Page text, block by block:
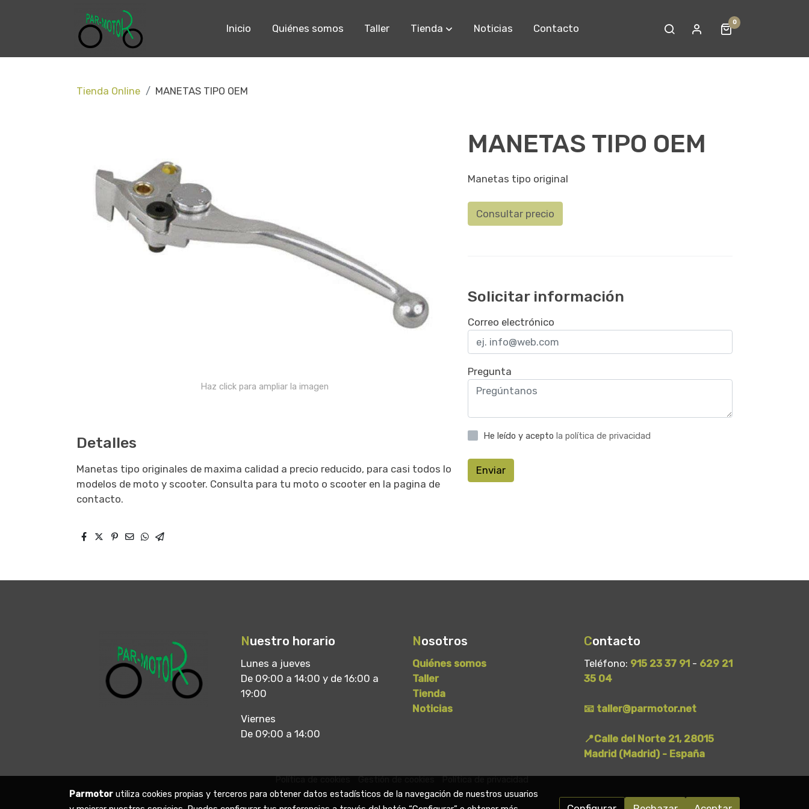
Inicio Quiénes somos Taller Tienda Noticias Contacto 0
Tienda Online MANETAS TIPO OEM
Haz click para ampliar la imagen
Detalles
Manetas tipo originales de maxima calidad a precio reducido, para casi todos lo
modelos de moto y scooter. Consulta para tu moto o scooter en la pagina de
contacto.
MANETAS TIPO OEM
Manetas tipo original
Consultar precio
Solicitar información
Correo electrónico
Pregunta
He leído y acepto la política de privacidad
Enviar
Nuestro horario
Lunes a jueves
De 09:00 a 14:00 y de 16:00 a
19:00
Viernes
De 09:00 a 14:00
Nosotros
Quiénes somos
Taller
Tienda
Noticias
Contacto
Teléfono: 915 23 37 91- 629 21
35 04
📧 taller@parmotor.net
📍Calle del Norte 21, 28015
Madrid (Madrid) - España
Política de cookies Gestión de cookies
Política de privacidad
Parmotorutiliza cookies propias y terceros para obtener datos estadísticos de la navegación de nuestros usuarios